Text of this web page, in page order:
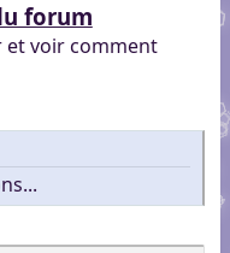
forum
et voir comment